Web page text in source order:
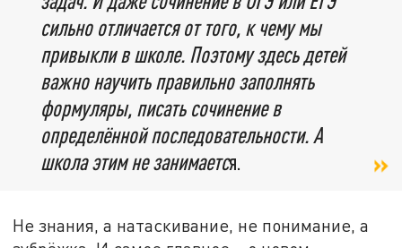
сильно отличается от того, к чему мы
привыкли в школе. Поэтому здесь детей
важно научить правильно заполнять
формуляры, писать сочинение в
определённой последовательности. А
школа этим не занимается.
Не знания, а натаскивание, не понимание, а